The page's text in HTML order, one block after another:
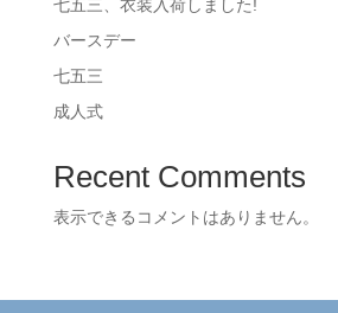
七五三、衣装入荷しました!
バースデー
七五三
成人式
Recent Comments
表示できるコメントはありません。